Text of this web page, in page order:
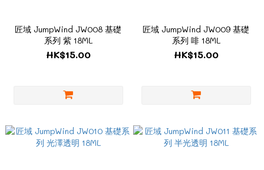
匠域 JumpWind JW008 基礎
系列 紫 18ML
HK$15.00
匠域 JumpWind JW009 基礎
系列 啡 18ML
HK$15.00